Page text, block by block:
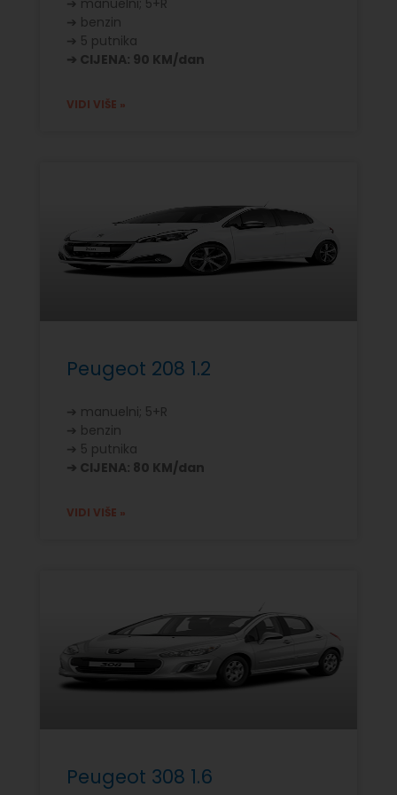
➔ manuelni; 5+R
➔ benzin
➔ 5 putnika
➔ CIJENA: 90 KM/dan
VIDI VIŠE »
Peugeot 208 1.2
➔ manuelni; 5+R
➔ benzin
➔ 5 putnika
➔ CIJENA: 80 KM/dan
VIDI VIŠE »
Peugeot 308 1.6